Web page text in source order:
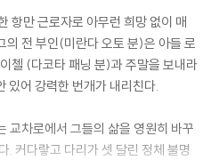
항만 근로자로 아무런 희망 없이 매
의 전 부인(미란다 오토 분)은 아들 로
첼 (다코타 패닝 분)과 주말을 보내라
있어 강력한 번개가 내리친다.
교차로에서 그들의 삶을 영원히 바꾸
. 커다랗고 다리가 셋 달린 정체 불명